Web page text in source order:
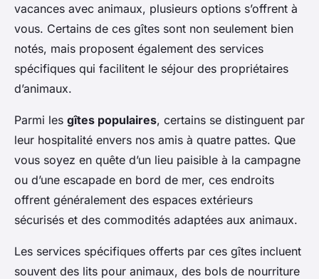
vacances avec animaux, plusieurs options s’offrent à
vous. Certains de ces gîtes sont non seulement bien
notés, mais proposent également des services
spécifiques qui facilitent le séjour des propriétaires
d’animaux.
Parmi les gîtes populaires, certains se distinguent par
leur hospitalité envers nos amis à quatre pattes. Que
vous soyez en quête d’un lieu paisible à la campagne
ou d’une escapade en bord de mer, ces endroits
offrent généralement des espaces extérieurs
sécurisés et des commodités adaptées aux animaux.
Les services spécifiques offerts par ces gîtes incluent
souvent des lits pour animaux, des bols de nourriture